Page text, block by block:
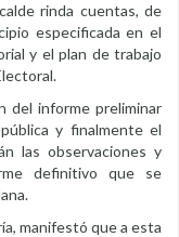
rinda cuentas, de
especificada en el
y el plan de trabajo
del informe preliminar
y finalmente el
las observaciones y
definitivo que se
manifestó que a esta